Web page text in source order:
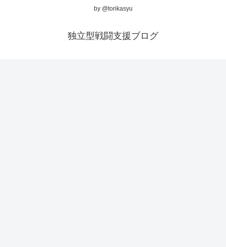
by @torikasyu
独立型戦闘支援ブログ